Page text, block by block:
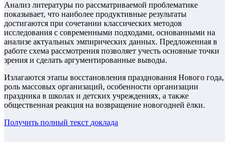
Анализ литературы по рассматриваемой проблематике
показывает, что наиболее продуктивные результаты
достигаются при сочетании классических методов
исследования с современными подходами, основанными на
анализе актуальных эмпирических данных. Предложенная в
работе схема рассмотрения позволяет учесть основные точки
зрения и сделать аргументированные выводы.
Излагаются этапы восстановления празднования Нового года,
роль массовых организаций, особенности организации
праздника в школах и детских учреждениях, а также
общественная реакция на возвращение новогодней ёлки.
Получить полный текст доклада